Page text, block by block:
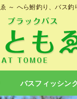
～ へら鮒釣り、バス釣
バスフィッシン